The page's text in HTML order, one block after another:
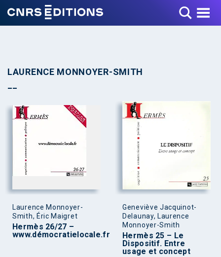
Toggle Menu
LAURENCE MONNOYER-SMITH
Laurence Monnoyer-
Smith, Éric Maigret
Hermès 26/27 –
www.démocratielocale.fr
Geneviève Jacquinot-
Delaunay, Laurence
Monnoyer-Smith
Hermès 25 – Le
Dispositif. Entre
usage et concept